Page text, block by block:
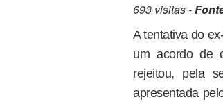
693 visitas -
A tentativa do
um acordo de
rejeitou, pela
apresentada